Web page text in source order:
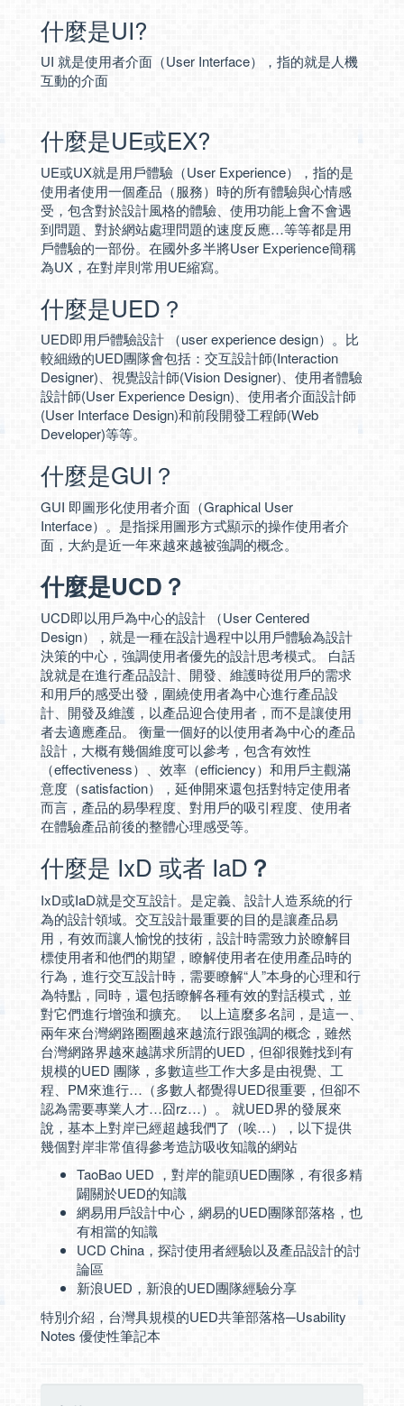
什麼是UI?
UI 就是使用者介面（User Interface），指的就是人機
互動的介面
什麼是UE或EX?
UE或UX就是用戶體驗（User Experience），指的是
使用者使用一個產品（服務）時的所有體驗與心情感
受，包含對於設計風格的體驗、使用功能上會不會遇
到問題、對於網站處理問題的速度反應…等等都是用
戶體驗的一部份。在國外多半將User Experience簡稱
為UX，在對岸則常用UE縮寫。
什麼是UED？
UED即用戶體驗設計 （user experience design）。比
較細緻的UED團隊會包括：交互設計師(Interaction
Designer)、視覺設計師(Vision Designer)、使用者體驗
設計師(User Experience Design)、使用者介面設計師
(User Interface Design)和前段開發工程師(Web
Developer)等等。
什麼是GUI？
GUI 即圖形化使用者介面（Graphical User
Interface）。是指採用圖形方式顯示的操作使用者介
面，大約是近一年來越來越被強調的概念。
什麼是UCD？
UCD即以用戶為中心的設計 （User Centered
Design），就是一種在設計過程中以用戶體驗為設計
決策的中心，強調使用者優先的設計思考模式。 白話
說就是在進行產品設計、開發、維護時從用戶的需求
和用戶的感受出發，圍繞使用者為中心進行產品設
計、開發及維護，以產品迎合使用者，而不是讓使用
者去適應產品。 衡量一個好的以使用者為中心的產品
設計，大概有幾個維度可以參考，包含有效性
（effectiveness）、效率（efficiency）和用戶主觀滿
意度（satisfaction），延伸開來還包括對特定使用者
而言，產品的易學程度、對用戶的吸引程度、使用者
在體驗產品前後的整體心理感受等。
什麼是 IxD 或者 IaD ？
IxD或IaD就是交互設計。是定義、設計人造系統的行
為的設計領域。交互設計最重要的目的是讓產品易
用，有效而讓人愉悅的技術，設計時需致力於瞭解目
標使用者和他們的期望，瞭解使用者在使用產品時的
行為，進行交互設計時，需要瞭解“人”本身的心理和行
為特點，同時，還包括瞭解各種有效的對話模式，並
對它們進行增強和擴充。 以上這麼多名詞，是這一、
兩年來台灣網路圈圈越來越流行跟強調的概念，雖然
台灣網路界越來越講求所謂的UED，但卻很難找到有
規模的UED 團隊，多數這些工作大多是由視覺、工
程、PM來進行…（多數人都覺得UED很重要，但卻不
認為需要專業人才…囧rz…）。 就UED界的發展來
說，基本上對岸已經超越我們了（唉…），以下提供
幾個對岸非常值得參考造訪吸收知識的網站
TaoBao UED ，對岸的龍頭UED團隊，有很多精
闢關於UED的知識
網易用戶設計中心 ，網易的UED團隊部落格，也
有相當的知識
UCD China ，探討使用者經驗以及產品設計的討
論區
新浪UED ，新浪的UED團隊經驗分享
特別介紹，台灣具規模的UED共筆部落格─Usability
Notes 優使性筆記本